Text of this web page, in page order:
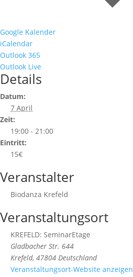
Google Kalender
iCalendar
Outlook 365
Outlook Live
Details
Datum:
7 April
Zeit:
19:00 - 21:00
Eintritt:
15€
Veranstalter
Biodanza Krefeld
Veranstaltungsort
KREFELD: SeminarEtage
Gladbacher Str. 644
Krefeld, 47804 Deutschland
Veranstaltungsort-Website anzeigen